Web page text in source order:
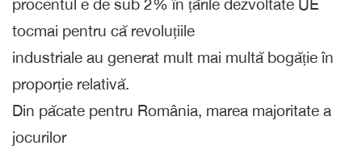
procentul e de sub 2% în țările dezvoltate UE
tocmai pentru că revoluțiile
industriale au generat mult mai multă bogăție în
proporție relativă.
Din păcate pentru România, marea majoritate a
jocurilor